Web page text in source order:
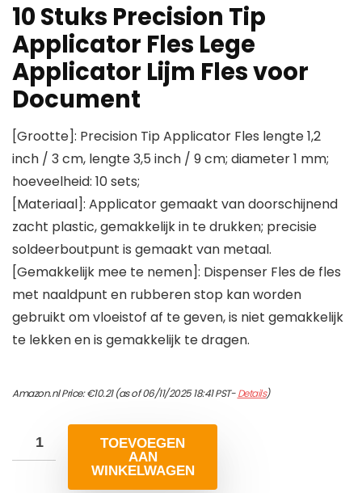
10 Stuks Precision Tip
Applicator Fles Lege
Applicator Lijm Fles voor
Document
[Grootte]: Precision Tip Applicator Fles lengte 1,2
inch / 3 cm, lengte 3,5 inch / 9 cm; diameter 1 mm;
hoeveelheid: 10 sets;
[Materiaal]: Applicator gemaakt van doorschijnend
zacht plastic, gemakkelijk in te drukken; precisie
soldeerboutpunt is gemaakt van metaal.
[Gemakkelijk mee te nemen]: Dispenser Fles de fles
met naaldpunt en rubberen stop kan worden
gebruikt om vloeistof af te geven, is niet gemakkelijk
te lekken en is gemakkelijk te dragen.
Amazon.nl Price:€10.21(as of 06/11/2025 18:41 PST-Details)
TOEVOEGEN
AAN
WINKELWAGEN